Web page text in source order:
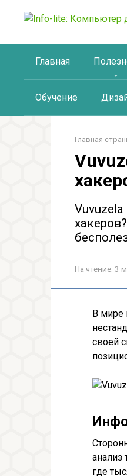
Главная
Обучение
Главная
На чтение: 3
В мире
своей
анализ
где